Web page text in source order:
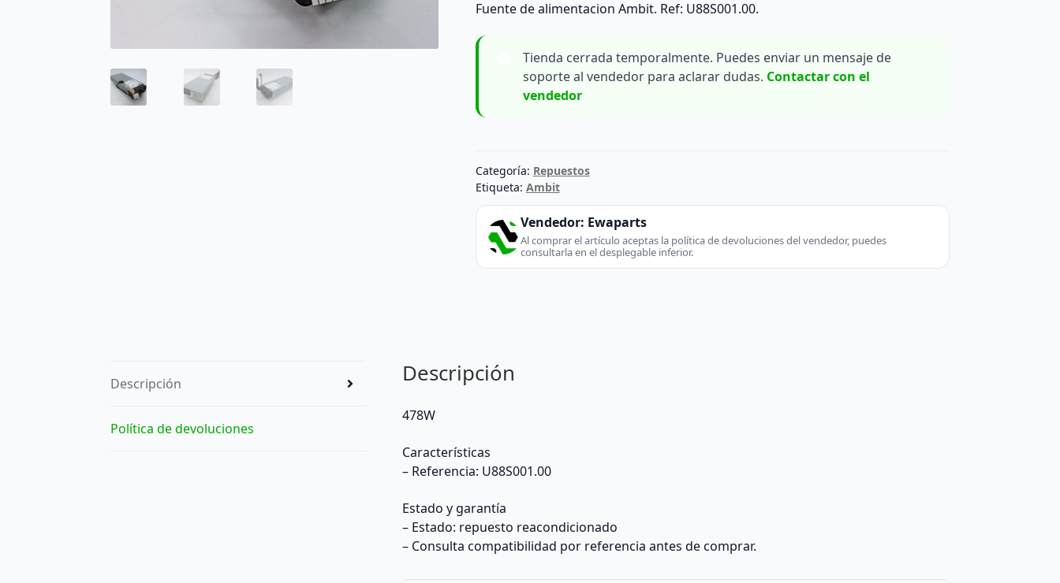
Fuente de alimentacion Ambit. Ref: U88S001.00.
Tienda cerrada temporalmente. Puedes enviar un mensaje de
soporte al vendedor para aclarar dudas. Contactar con el
vendedor
Categoría: Repuestos
Etiqueta: Ambit
Vendedor: Ewaparts
Al comprar el artículo aceptas la política de devoluciones del vendedor, puedes
consultarla en el desplegable inferior.
Descripción
Política de devoluciones
Descripción
478W
Características
– Referencia: U88S001.00
Estado y garantía
– Estado: repuesto reacondicionado
– Consulta compatibilidad por referencia antes de comprar.